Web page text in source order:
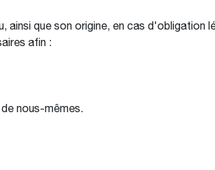
ainsi que son origine, en cas d'obligation
afin :
nous-mêmes.